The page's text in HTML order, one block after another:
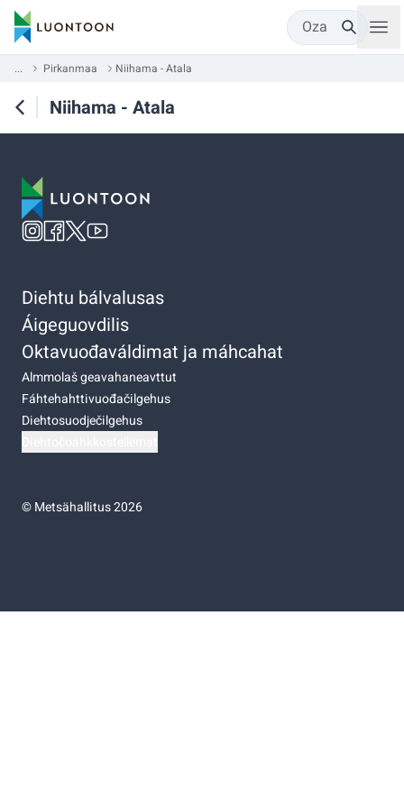
Oza
... Pirkanmaa Niihama - Atala
Niihama - Atala
Diehtu bálvalusas
Áigeguovdilis
Oktavuođaváldimat ja máhcahat
Almmolaš geavahaneavttut
Fáhtehahttivuođačilgehus
Diehtosuodječilgehus
©Metsähallitus 2026